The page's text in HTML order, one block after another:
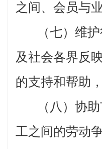
之间、会员与
（七）维
及社会各界反
的支持和帮助
（八）协
工之间的劳动